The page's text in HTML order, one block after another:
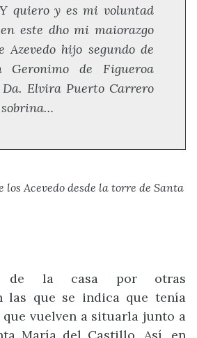
quiero y es mi voluntad
en este dho mi maiorazgo
Azevedo hijo segundo de
Geronimo de Figueroa
Elvira Puerto Carrero
los Acevedo desde la torre de Santa
de la casa por otras
las que se indica que tenía
vuelven a situarla junto a
María del Castillo. Así, en